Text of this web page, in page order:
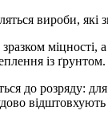
вироби, які
міцності,
із ґрунтом.
до розряду:
відштовхують